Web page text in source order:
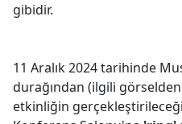
gibidir.
11 Aralık 2024 tarihinde
durağından (ilgili
etkinliğin